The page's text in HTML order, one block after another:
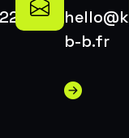
hello@k-
b-b.fr